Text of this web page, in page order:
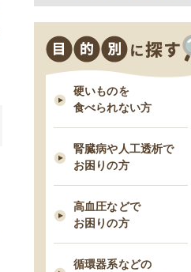
業時間短縮について
2026/06/05
システム改修による、臨時の営
業時間短縮について
2026/01/22
【続報】雪による遅延のご案内
2026/01/21
硬いものを
食べられない方
腎臓病や人工透析で
お困りの方
高血圧などで
お困りの方
循環器系などの